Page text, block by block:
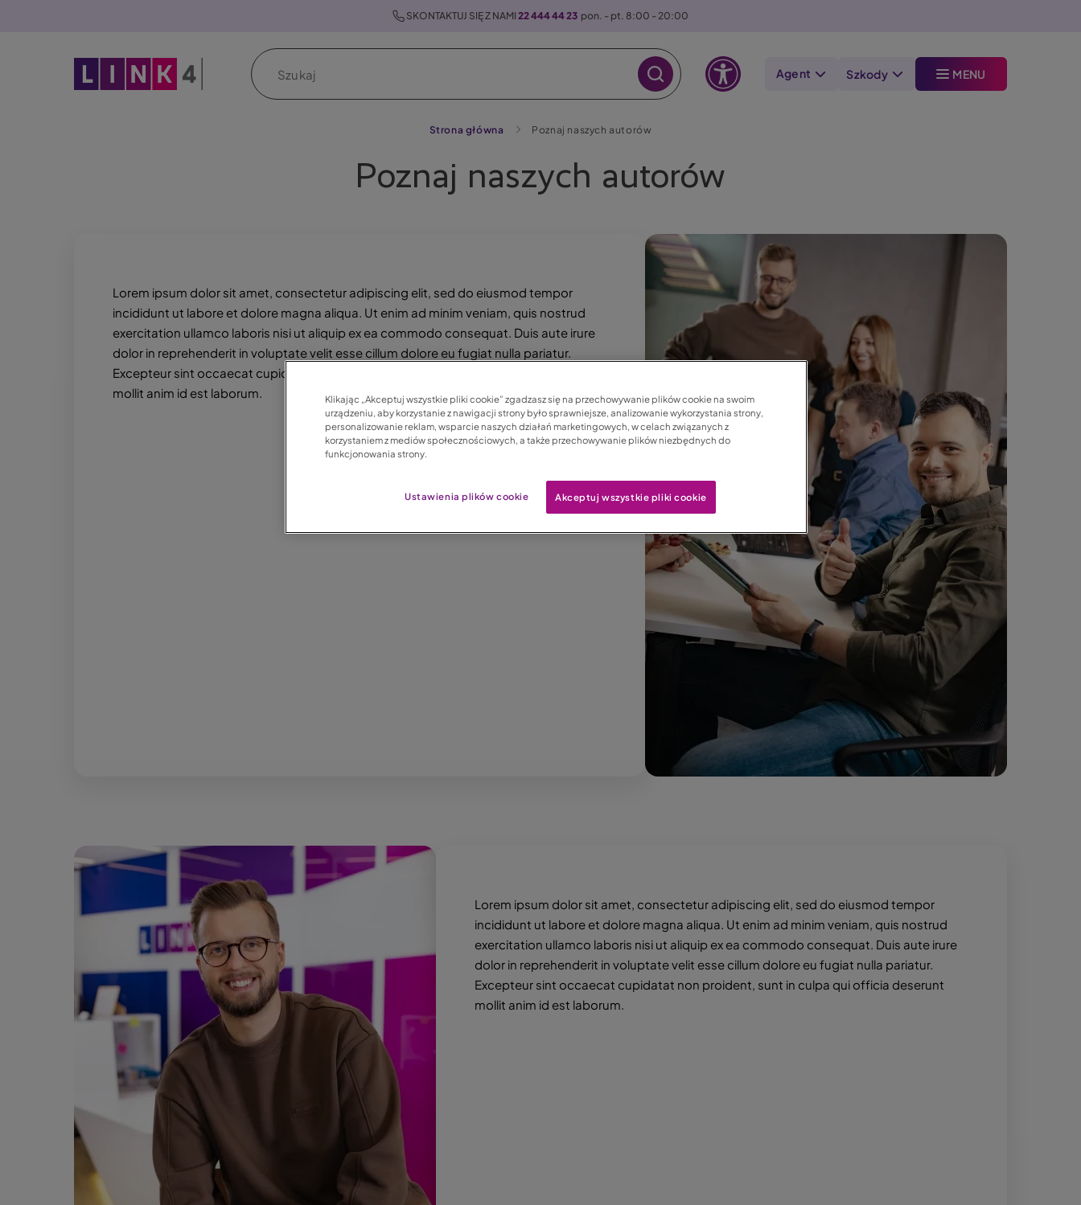
SKONTAKTUJ SIĘ Z NAMI 22 444 44 23 pon. - pt. 8:00 - 20:00
Szukaj
Agent Szkody MENU
Strona główna Poznaj naszych autorów
Poznaj naszych autorów
Lorem ipsum dolor sit amet, consectetur adipiscing elit, sed do eiusmod tempor
incididunt ut labore et dolore magna aliqua. Ut enim ad minim veniam, quis nostrud
exercitation ullamco laboris nisi ut aliquip ex ea commodo consequat. Duis aute irure
dolor in reprehenderit in voluptate velit esse cillum dolore eu fugiat nulla pariatur.
Excepteur sint occaecat cupidatat non proident, sunt in culpa qui officia deserunt
mollit anim id est laborum.
Obraz
Lorem ipsum dolor sit amet, consectetur adipiscing elit, sed do eiusmod tempor
incididunt ut labore et dolore magna aliqua. Ut enim ad minim veniam, quis nostrud
exercitation ullamco laboris nisi ut aliquip ex ea commodo consequat. Duis aute irure
dolor in reprehenderit in voluptate velit esse cillum dolore eu fugiat nulla pariatur.
Excepteur sint occaecat cupidatat non proident, sunt in culpa qui officia deserunt
mollit anim id est laborum.
Obraz
Klikając „Akceptuj wszystkie pliki cookie” zgadzasz się na przechowywanie plików cookie na swoim
urządzeniu, aby korzystanie z nawigacji strony było sprawniejsze, analizowanie wykorzystania strony,
personalizowanie reklam, wsparcie naszych działań marketingowych, w celach związanych z
korzystaniem z mediów społecznościowych, a także przechowywanie plików niezbędnych do
funkcjonowania strony.
Ustawienia plików cookie Akceptuj wszystkie pliki cookie